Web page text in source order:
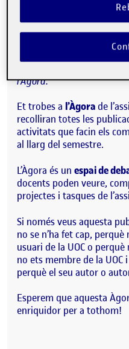
l’Àgora.
Et trobes a l’Àgora de
recolliran totes les
activitats que facin els
al llarg del semestre.
L’Àgora és un espai de
docents poden veure,
projectes i tasques de
Si només veus aquesta
no se n’ha fet cap,
usuari de la UOC o
no ets membre de la UOC
perquè el seu autor o
Esperem que aquesta
enriquidor per a tothom!